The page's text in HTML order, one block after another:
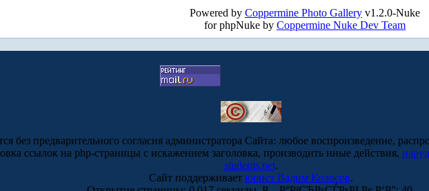
Powered by Coppermine Photo Gallery v1.2.0-Nuke
for phpNuke by Coppermine Nuke Dev Team
без предварительного согласия администратора Сайта: любое воспроизведение,
ссылок на php-страницы с искажением заголовка, производить иные действия,
students.net.
Сайт поддерживает юрист Вадим Колосов.